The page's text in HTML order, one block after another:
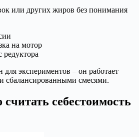
или других жиров без понимания
на мотор
редуктора
для экспериментов – он работает
сбалансированными смесями.
себестоимость